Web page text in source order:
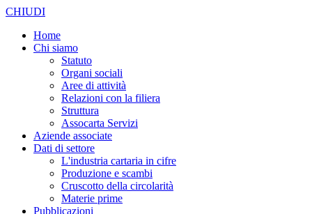
CHIUDI
Home
Chi siamo
Statuto
Organi sociali
Aree di attività
Relazioni con la filiera
Struttura
Assocarta Servizi
Aziende associate
Dati di settore
L'industria cartaria in cifre
Produzione e scambi
Cruscotto della circolarità
Materie prime
Pubblicazioni